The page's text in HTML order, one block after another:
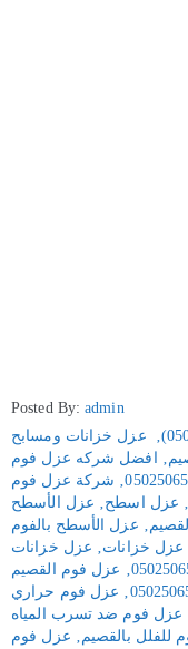
Posted By:admin
‚
عزل خزانات ومسابح
‚
افضل شركه عزل فوم
‚ شركة عزل فوم
عزل اسطح‚ عزل الأسطح
‚ عزل الأسطح بالفوم
عزل خزانات‚ عزل خزانات
‚ عزل فوم القصيم
‚ عزل فوم حراري
عزل فوم ضد تسرب المياه
للفلل بالقصيم‚ عزل فوم